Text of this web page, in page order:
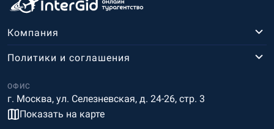
Компания
ОФИС
г. Москва, ул. Селезневская, д. 24-26, стр. 3
Показать на карте
Политики и соглашения